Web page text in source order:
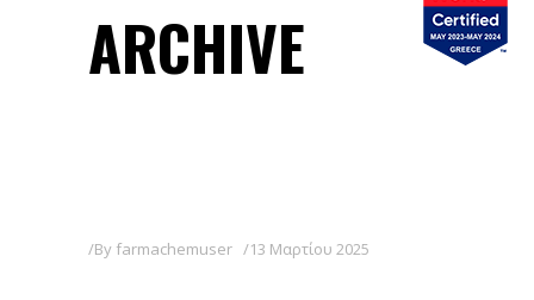
ARCHIVE
By farmachemuser 13 Μαρτίου 2025